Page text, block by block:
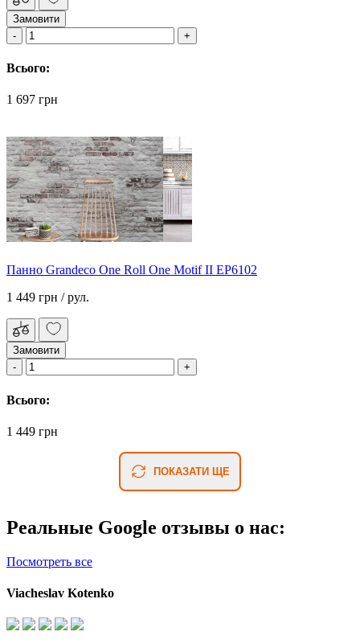
Замовити
Всього:
1 697 грн
Панно Grandeco One Roll One Motif II EP6102
1 449 грн / рул.
Замовити
Всього:
1 449 грн
ПОКАЗАТИ ЩЕ
Реальные Google отзывы о нас:
Посмотреть все
Viacheslav Kotenko